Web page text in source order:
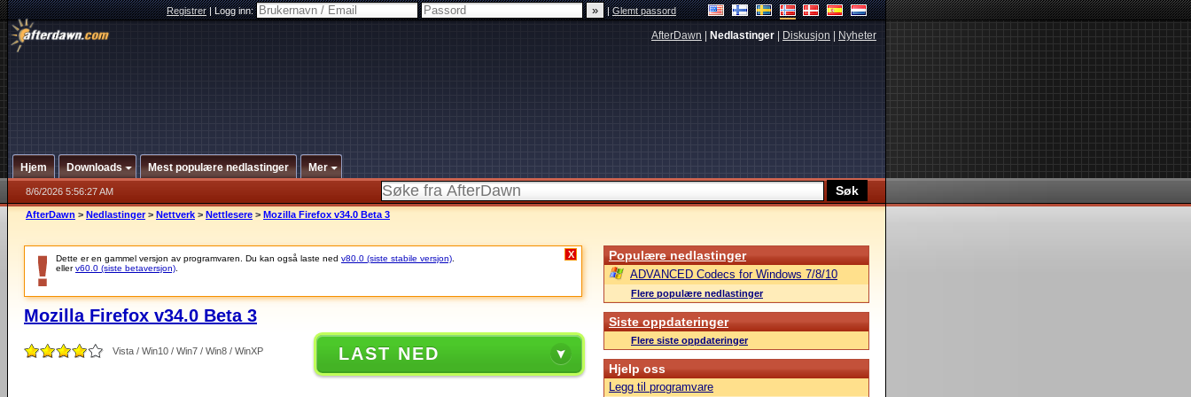
Registrer|Logg inn: |Glemt passord
AfterDawn Nedlastinger Diskusjon Nyheter
Hjem Downloads Mest populære nedlastinger Mer
8/6/2026 5:56:27 AM
AfterDawn > Nedlastinger > Nettverk > Nettlesere > Mozilla Firefox v34.0 Beta 3
Dette er en gammel versjon av programvaren. Du kan også laste ned v80.0 (siste stabile versjon)
ellerv60.0 (siste betaversjon)
X
Mozilla Firefox v34.0 Beta 3
Vista / Win10 / Win7 / Win8 / WinXP LAST NED
Populære nedlastinger
ADVANCED Codecs for Windows 7/8/10
Flere populære nedlastinger
Siste oppdateringer
Flere siste oppdateringer
Hjelp oss
Legg til programvare